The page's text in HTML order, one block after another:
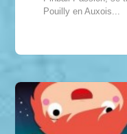
Pouilly en Auxois...